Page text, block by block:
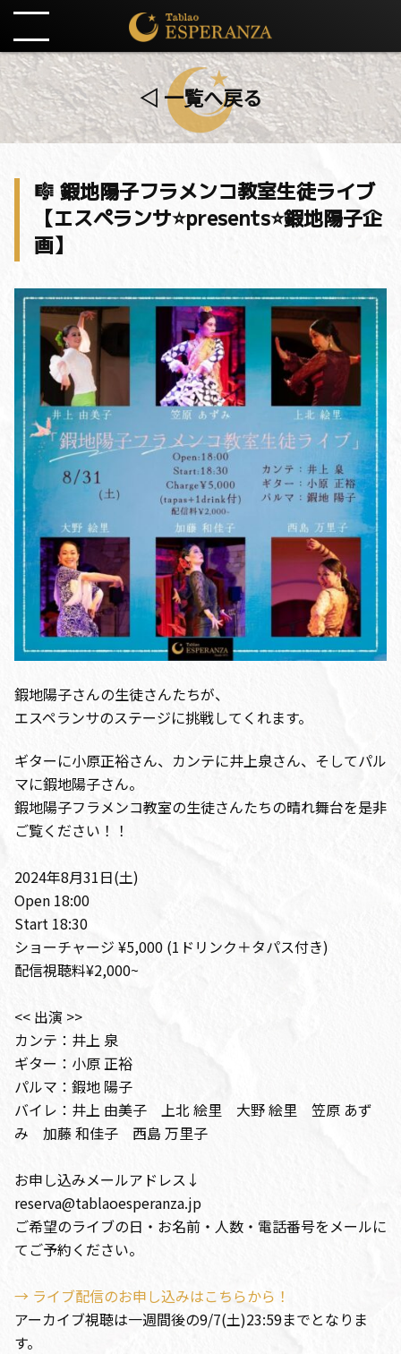
◁ 一覧へ戻る
🎼 鍜地陽子フラメンコ教室生徒ライブ
【エスペランサ⭐️presents⭐️鍜地陽子企
画】
鍜地陽子さんの生徒さんたちが、
エスペランサのステージに挑戦してくれます。
ギターに小原正裕さん、カンテに井上泉さん、そしてパル
マに鍜地陽子さん。
鍜地陽子フラメンコ教室の生徒さんたちの晴れ舞台を是非
ご覧ください！！
2024年8月31日(土)
Open 18:00
Start 18:30
ショーチャージ ¥5,000 (1ドリンク＋タパス付き)
配信視聴料¥2,000~
<< 出演 >>
カンテ：井上 泉
ギター：小原 正裕
パルマ：鍜地 陽子
バイレ：井上 由美子 上北 絵里 大野 絵里 笠原 あず
み 加藤 和佳子 西島 万里子
お申し込みメールアドレス↓
reserva@tablaoesperanza.jp
ご希望のライブの日・お名前・人数・電話番号をメールに
てご予約ください。
→ ライブ配信のお申し込みはこちらから！
アーカイブ視聴は一週間後の9/7(土)23:59までとなりま
す。